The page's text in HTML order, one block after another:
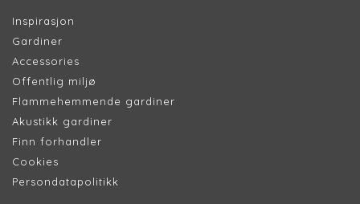
Inspirasjon
Gardiner
Accessories
Offentlig miljø
Flammehemmende gardiner
Akustikk gardiner
Finn forhandler
Cookies
Persondatapolitikk